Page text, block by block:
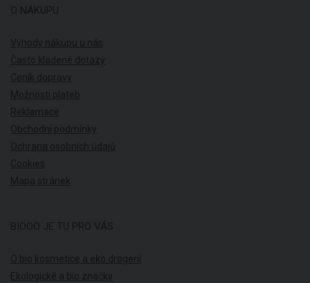
O NÁKUPU
Výhody nákupu u nás
Často kladené dotazy
Ceník dopravy
Možnosti plateb
Reklamace
Obchodní podmínky
Ochrana osobních údajů
Cookies
Mapa stránek
BIOOO JE TU PRO VÁS
O bio kosmetice a eko drogerii
Ekologické a bio značky